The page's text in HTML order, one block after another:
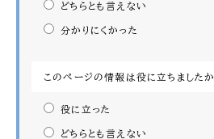
どちらとも言えない
分かりにくかった
このページの情報は役に立ちました
役に立った
どちらとも言えない